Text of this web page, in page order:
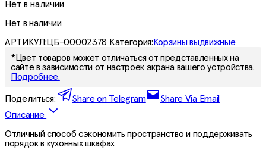
Нет в наличии
Нет в наличии
АРТИКУЛ:ЦБ-00002378 Категория: Корзины выдвижные
*Цвет товаров может отличаться от представленных на
сайте в зависимости от настроек экрана вашего устройства.
Подробнее.
Поделиться: Share on Telegram
Share Via Email
Описание
Отличный способ сэкономить пространство и поддерживать
порядок в кухонных шкафах